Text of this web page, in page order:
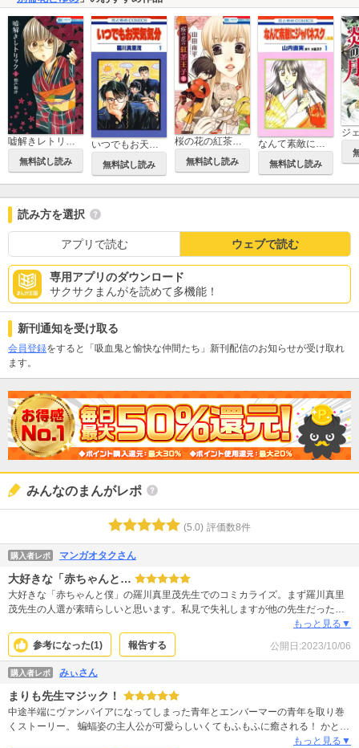
嘘解きレトリック
無料試し読み
いつでもお天気気分
無料試し読み
桜の花の紅茶王子
無料試し読み
なんて素敵にジャパネスク 人妻編
無料試し読み
読み方を選択
アプリで読む ウェブで読む
専用アプリのダウンロード
サクサクまんがを読めて多機能！
新刊通知を受け取る
会員登録をすると「吸血鬼と愉快な仲間たち」新刊配信のお知らせが受け取れ
ます。
みんなのまんがレポ
(5.0) 評価数8件
購入者レポ マンガオタクさん
大好きな「赤ちゃんと…
大好きな「赤ちゃんと僕」の羅川真里茂先生でのコミカライズ。まず羅川真里
茂先生の人選が素晴らしいと思います。私見で失礼しますが他の先生だったら
よくあるライトBL小説のコミカライズになっていたかもしれません。グッと迫
る人物・心理描写、そして事件が起こる場面展開にあっという間に引き込まれ
ました そしてそしてアルの蝙蝠姿の愛らしいこと！赤ちゃんと僕での実の2〜3
歳にかけての愛らしさに当時中学生だった私は撃ち抜かれてしまいました。羅
川真里茂先生でしか描けないアルの愛らしいボケっぷりや暁とのやりとり、エ
ンバーマーとしての仕事風景、周りを固める個性的な人たち、羅川版吸血鬼と
愉快な仲間達をぜひ堪能していただきたいです
もっと見る▼
参考になった(1) 報告する 公開日:2023/10/06
購入者レポ みぃさん
まりも先生マジック！
中途半端にヴァンパイアになってしまった青年とエンバーマーの青年を取り巻
くストーリー。 蝙蝠姿の主人公が可愛らしいくてもふもふに癒される！ かと思
ったらサスペンス要素も入っていて背筋ゾワゾワさせられる。 息付く暇もなく
もっと見る▼